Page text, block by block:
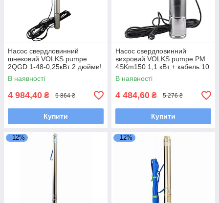
Насос свердловинний
шнековий VOLKS pumpe
2QGD 1-48-0,25кВт 2 дюйми!
+ кабель 15м
В наявності
4 984,40 ₴ 5 864 ₴
Купити
Насос свердловинний
вихровий VOLKS pumpe PM
4SKm150 1,1 кВт + кабель 10
м
В наявності
4 484,60 ₴ 5 276 ₴
Купити
–12% –12%